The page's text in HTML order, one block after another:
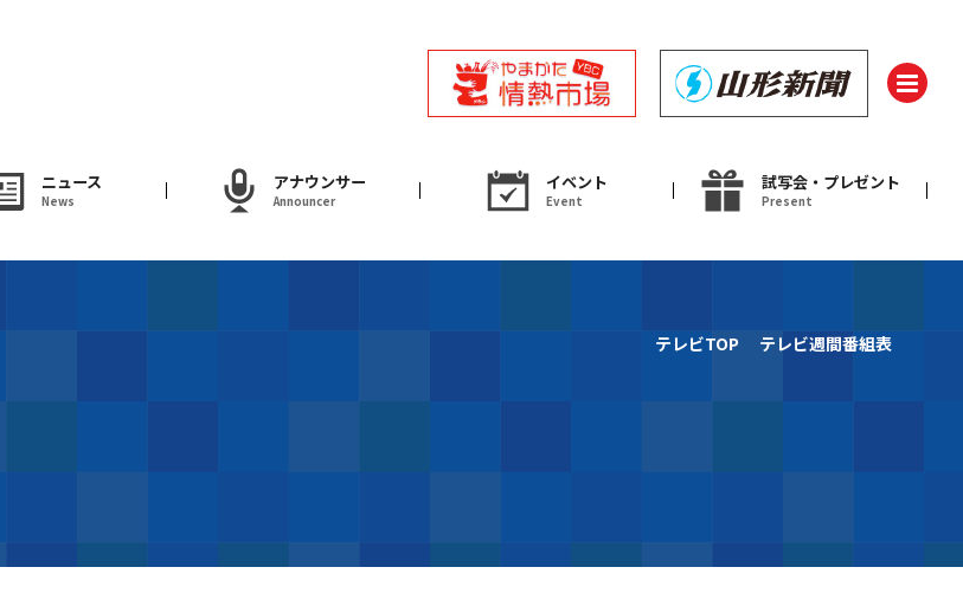
ニュース
News
アナウンサー
Announcer
イベント
Event
試写会・プレゼント
Present
アナウンサー
Announcer
試写会・プレゼント
テレビTOP テレビ週間番組表